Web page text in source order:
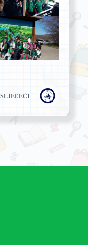
SLJEDEĆI